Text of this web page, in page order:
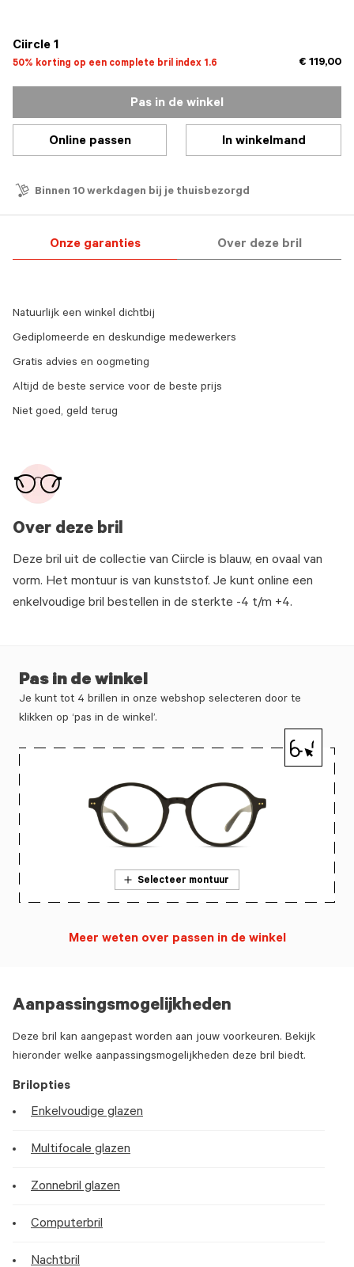
Ciircle 1
50% korting op een complete bril index 1.6 € 119,00
Pas in de winkel
Online passen In winkelmand
Binnen 10 werkdagen bij je thuisbezorgd
Onze garanties Over deze bril
Over deze bril
Deze bril uit de collectie van Ciircle is blauw, en ovaal van
vorm. Het montuur is van kunststof. Je kunt online een
enkelvoudige bril bestellen in de sterkte -4 t/m +4.
Natuurlijk een winkel dichtbij
Gediplomeerde en deskundige medewerkers
Gratis advies en oogmeting
Altijd de beste service voor de beste prijs
Niet goed, geld terug
Aanpassingsmogelijkheden
Deze bril kan aangepast worden aan jouw voorkeuren. Bekijk
hieronder welke aanpassingsmogelijkheden deze bril biedt.
Brilopties
Enkelvoudige glazen
Multifocale glazen
Zonnebril glazen
Computerbril
Nachtbril
Pas in de winkel
Je kunt tot 4 brillen in onze webshop selecteren door te
klikken op ‘pas in de winkel’.
Selecteer montuur
Meer weten over passen in de winkel